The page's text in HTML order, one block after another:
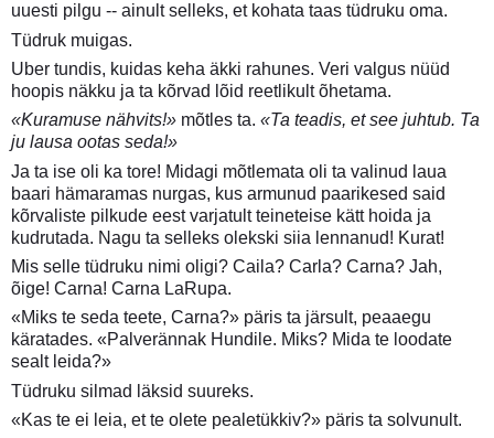
uuesti pilgu -- ainult selleks, et kohata taas tüdruku oma.
Tüdruk muigas.
Uber tundis, kuidas keha äkki rahunes. Veri valgus nüüd
hoopis näkku ja ta kõrvad lõid reetlikult õhetama.
«Kuramuse nähvits!» mõtles ta. «Ta teadis, et see juhtub. Ta
ju lausa ootas seda!»
Ja ta ise oli ka tore! Midagi mõtlemata oli ta valinud laua
baari hämaramas nurgas, kus armunud paarikesed said
kõrvaliste pilkude eest varjatult teineteise kätt hoida ja
kudrutada. Nagu ta selleks olekski siia lennanud! Kurat!
Mis selle tüdruku nimi oligi? Caila? Carla? Carna? Jah,
õige! Carna! Carna LaRupa.
«Miks te seda teete, Carna?» päris ta järsult, peaaegu
käratades. «Palverännak Hundile. Miks? Mida te loodate
sealt leida?»
Tüdruku silmad läksid suureks.
«Kas te ei leia, et te olete pealetükkiv?» päris ta solvunult.